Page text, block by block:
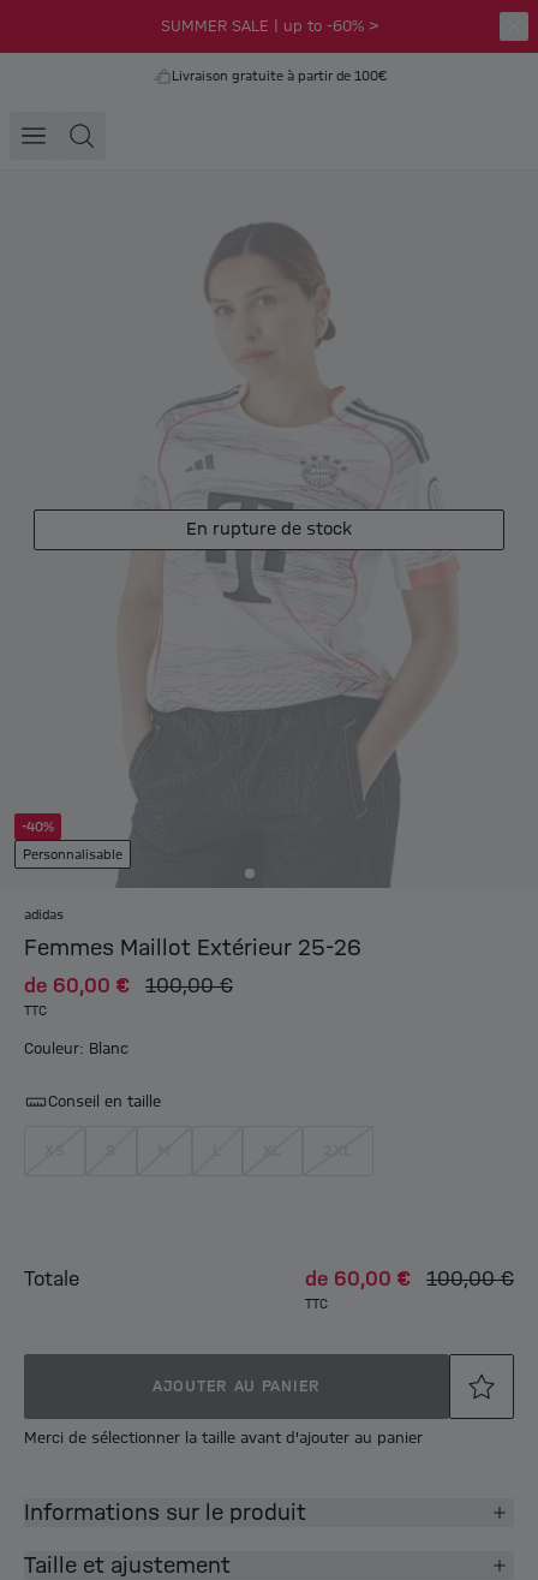
SUMMER SALE | up to -60% >
Livraison gratuite à partir de 100€
-40%
Personnalisable
En rupture de stock
adidas
Femmes Maillot Extérieur 25-26
de 60,00 € 100,00 €
TTC
Couleur: Blanc
Conseil en taille
Totale de 60,00 € 100,00 €
TTC
AJOUTER AU PANIER
Merci de sélectionner la taille avant d'ajouter au panier
Informations sur le produit
Taille et ajustement